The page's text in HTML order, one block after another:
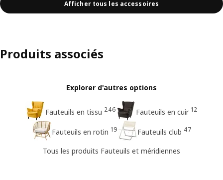
Afficher tous les accessoires
Produits associés
Explorer d'autres options
Fauteuils en tissu 246 Fauteuils en cuir 12
Fauteuils en rotin 19 Fauteuils club 47
Tous les produits Fauteuils et méridiennes